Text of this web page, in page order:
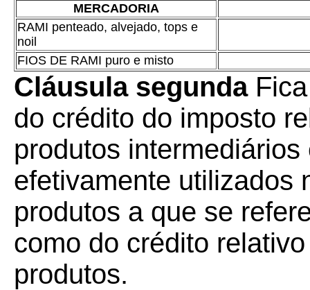
MERCADORIA
RAMI penteado, alvejado, tops e
noil
FIOS DE RAMI puro e misto
Cláusula segundaFica
do crédito do imposto
produtos
efetivamente utilizados
produtos a que se
como do crédito
produtos.